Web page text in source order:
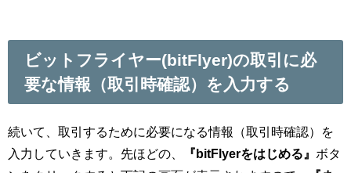
ビットフライヤー(bitFlyer)の取引に必
要な情報（取引時確認）を入力する
続いて、取引するために必要になる情報（取引時確認）を
入力していきます。先ほどの、
『bitFlyerをはじめる』 ボタ